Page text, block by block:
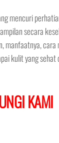
mencuri
secara
manfaatnya,
kulit yang sehat
KAMI